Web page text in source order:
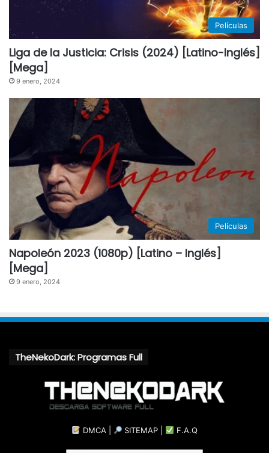
Películas
Liga de la Justicia: Crisis (2024) [Latino-Inglés]
[Mega]
9 enero, 2024
Películas
Napoleón 2023 (1080p) [Latino – Inglés]
[Mega]
9 enero, 2024
TheNekoDark: Programas Full
DMCA SITEMAP F.A.Q